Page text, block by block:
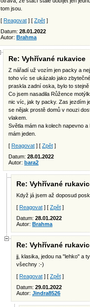
tom jsou.
[ Reagovat ] [ Zpět ]
Datum: 28.01.2022
Autor: Brahma
Re: Vyhřívané rukavice
Z nářadí už vozím jen packy a
toho víc se ukázalo jako
praskla zadní oska, bylo to
Co jsem nasadila Růžence
nic víc, jak ty packy. Zas jezdím
se nějak prostě domů v nouzi
vlakem.
Světla mám na kolech napevno
mám jeden.
[ Reagovat ] [ Zpět ]
Datum: 28.01.2022
Autor: bara2
Re: Vyhřívané
Když já jsem až doposud
[ Reagovat ] [ Zpět ]
Datum: 28.01.2022
Autor: Brahma
Re: Vyhřívané
jj, klasika, jedou na "lehko" a
všechny :-)
[ Reagovat ] [ Zpět ]
Datum: 29.01.2022
Autor: Jindra8526